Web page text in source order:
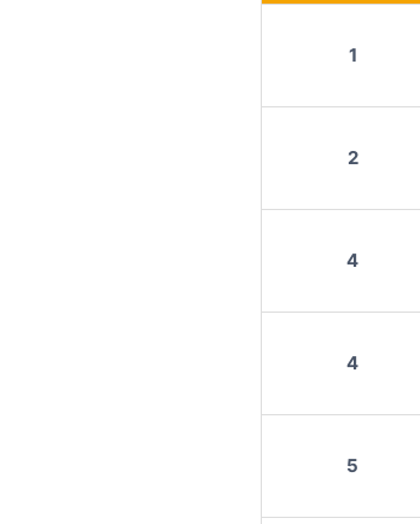
1
2
4
4
5